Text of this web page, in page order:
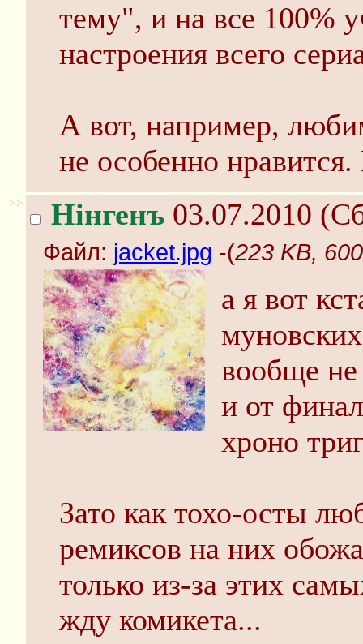
тему", и на все 100%
настроения всего
А вот, например,
не особенно
>> Нінгенъ 03.07.2010
Файл: jacket.jpg -(223 KB,
а я вот
вообще
и от
хроно
Зато как тохо-осты
ремиксов на них
только из-за этих
жду комикета...